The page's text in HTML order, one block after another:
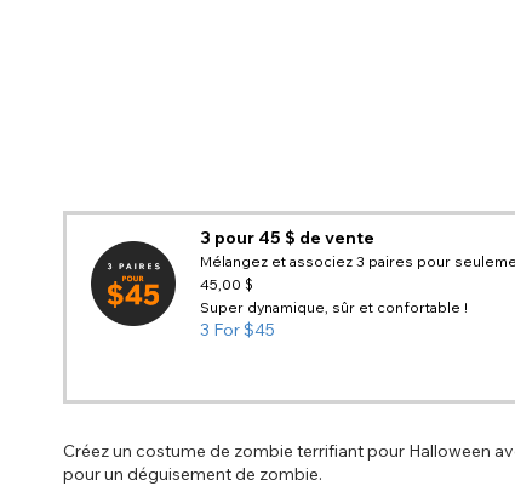
3 pour 45 $ de vente
Mélangez et associez 3 paires pour
45,00 $
Super dynamique, sûr et confortable !
3 For $45
Créez un costume de zombie terrifiant pour Halloween
pour un déguisement de zombie.